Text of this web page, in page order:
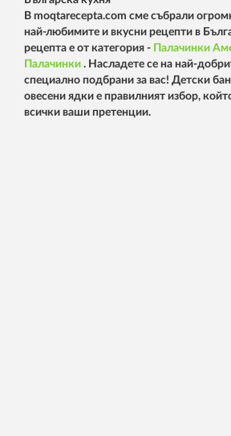
В moqtarecepta.com сме събрали
най-любимите и вкусни рецепти в
рецепта е от категория - Палачинки
Палачинки . Насладете се на най-
специално подбрани за вас! Детски
овесени ядки е правилният избор,
всички ваши претенции.